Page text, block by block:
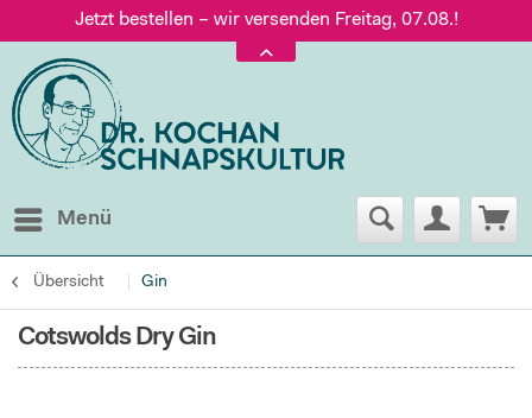
Jetzt bestellen – wir versenden Freitag, 07.08.!
Versand nur 5,60 €, gratis ab 95 € Warenwert
Jetzt bestellen – wir versenden Freitag, 07.08.!
Menü
Übersicht Gin
Cotswolds Dry Gin